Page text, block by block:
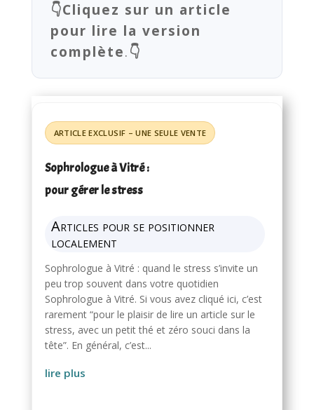
👇Cliquez sur un article
pour lire la version
complète.👇
Sophrologue à Vitré :
pour gérer le stress
Articles pour se positionner
localement
Sophrologue à Vitré : quand le stress s’invite un
peu trop souvent dans votre quotidien
Sophrologue à Vitré. Si vous avez cliqué ici, c’est
rarement “pour le plaisir de lire un article sur le
stress, avec un petit thé et zéro souci dans la
tête”. En général, c’est...
lire plus